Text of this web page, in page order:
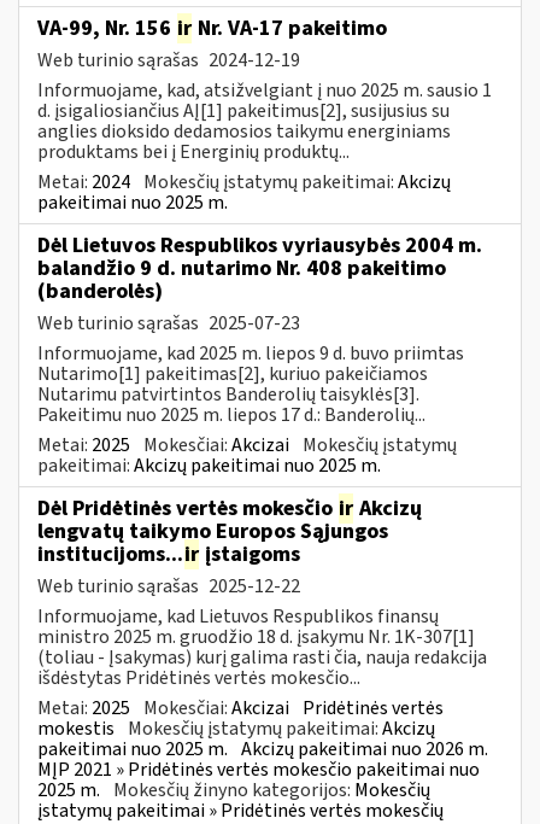
VA-99, Nr. 156 ir Nr. VA-17 pakeitimo
Web turinio sąrašas 2024-12-19
Informuojame, kad, atsižvelgiant į nuo 2025 m. sausio 1
d. įsigaliosiančius AĮ[1] pakeitimus[2], susijusius su
anglies dioksido dedamosios taikymu energiniams
produktams bei į Energinių produktų...
Metai: 2024 Mokesčių įstatymų pakeitimai:Akcizų
pakeitimai nuo 2025 m.
Dėl Lietuvos Respublikos vyriausybės 2004 m.
balandžio 9 d. nutarimo Nr. 408 pakeitimo
(banderolės)
Web turinio sąrašas 2025-07-23
Informuojame, kad 2025 m. liepos 9 d. buvo priimtas
Nutarimo[1] pakeitimas[2], kuriuo pakeičiamos
Nutarimu patvirtintos Banderolių taisyklės[3].
Pakeitimu nuo 2025 m. liepos 17 d.: Banderolių...
Metai: 2025 Mokesčiai:Akcizai Mokesčių įstatymų
pakeitimai:Akcizų pakeitimai nuo 2025 m.
Dėl Pridėtinės vertės mokesčio ir Akcizų
lengvatų taikymo Europos Sąjungos
institucijoms...ir įstaigoms
Web turinio sąrašas 2025-12-22
Informuojame, kad Lietuvos Respublikos finansų
ministro 2025 m. gruodžio 18 d. įsakymu Nr. 1K-307[1]
(toliau - Įsakymas) kurį galima rasti čia, nauja redakcija
išdėstytas Pridėtinės vertės mokesčio...
Metai: 2025 Mokesčiai:Akcizai Pridėtinės vertės
mokestis Mokesčių įstatymų pakeitimai:Akcizų
pakeitimai nuo 2025 m. Akcizų pakeitimai nuo 2026 m.
MĮP 2021 » Pridėtinės vertės mokesčio pakeitimai nuo
2025 m. Mokesčių žinyno kategorijos: Mokesčių
įstatymų pakeitimai » Pridėtinės vertės mokesčių